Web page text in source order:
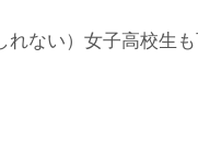
れない）女子高校生